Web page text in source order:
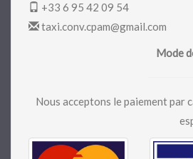
+33 6 95 42 09 54
taxi.conv.cpam@gmail.com
Mode
Nous acceptons le paiement par